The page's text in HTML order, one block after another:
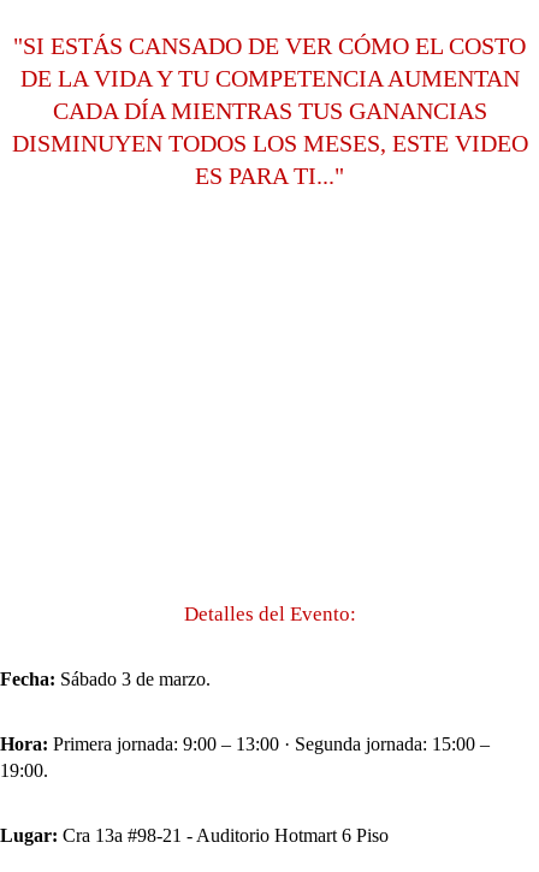
"SI ESTÁS CANSADO DE VER CÓMO EL COSTO
DE LA VIDA Y TU COMPETENCIA AUMENTAN
CADA DÍA MIENTRAS TUS GANANCIAS
DISMINUYEN TODOS LOS MESES, ESTE VIDEO
ES PARA TI..."
Detalles del Evento:
Fecha: Sábado 3 de marzo.
Hora: Primera jornada: 9:00 – 13:00 · Segunda jornada: 15:00 –
19:00.
Lugar: Cra 13a #98-21 - Auditorio Hotmart 6 Piso